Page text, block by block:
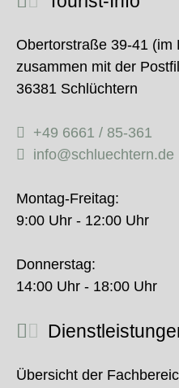
Obertorstraße 39-41 (im
zusammen mit der
36381 Schlüchtern
+49 6661 / 85-361
info@schluechtern.de
Montag-Freitag:
9:00 Uhr - 12:00 Uhr
Donnerstag:
14:00 Uhr - 18:00 Uhr
Übersicht der